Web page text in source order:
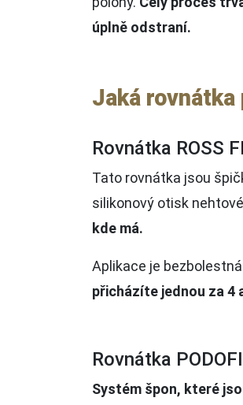
úplně odstraní.
Jaká rovnátka
Rovnátka ROSS
Tato rovnátka jsou
silikonový otisk
kde má.
Aplikace je
přicházíte jednou za 4
Rovnátka
Systém špon, které